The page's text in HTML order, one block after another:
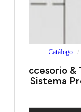
Catálogo
Accesorio
Sistema